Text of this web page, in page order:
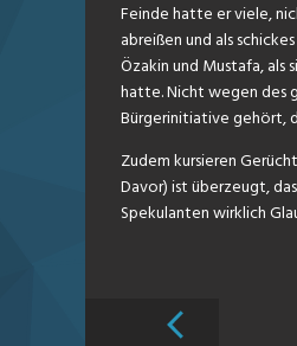
Feinde hatte er viele,
abreißen und als
Özakin und Mustafa, als
hatte. Nicht wegen des
Bürgerinitiative gehört,
Zudem kursieren
Davor) ist überzeugt,
Spekulanten wirklich